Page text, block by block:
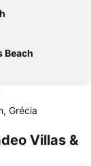
Beach
Grécia
Villas &